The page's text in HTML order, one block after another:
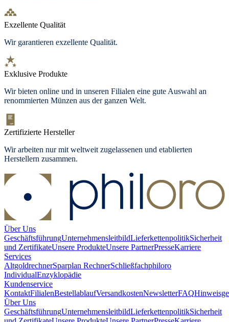
Exzellente Qualität
Wir garantieren exzellente Qualität.
Exklusive Produkte
Wir bieten online und in unseren Filialen eine gute Auswahl an
renommierten Münzen aus der ganzen Welt.
Zertifizierte Hersteller
Wir arbeiten nur mit weltweit zugelassenen und etablierten
Herstellern zusammen.
Über Uns
GeschäftsführungUnternehmensleitbildLieferkettenpolitikSicherheit
und ZertifikateUnsere ProdukteUnsere PartnerPresseKarriere
Services
AltgoldrechnerSparplan RechnerSchließfachphiloro
IndividualEnzyklopädie
Kundenservice
KontaktFilialenBestellablaufVersandkostenNewsletterFAQ
Über Uns
GeschäftsführungUnternehmensleitbildLieferkettenpolitikSicherheit